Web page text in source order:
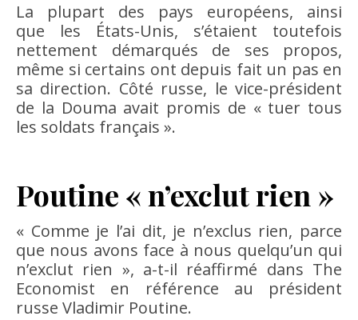
La plupart des pays européens, ainsi
que les États-Unis, s’étaient toutefois
nettement démarqués de ses propos,
même si certains ont depuis fait un pas en
sa direction. Côté russe, le vice-président
de la Douma avait promis de « tuer tous
les soldats français ».
Poutine « n’exclut rien »
« Comme je l’ai dit, je n’exclus rien, parce
que nous avons face à nous quelqu’un qui
n’exclut rien », a-t-il réaffirmé dans The
Economist en référence au président
russe Vladimir Poutine.